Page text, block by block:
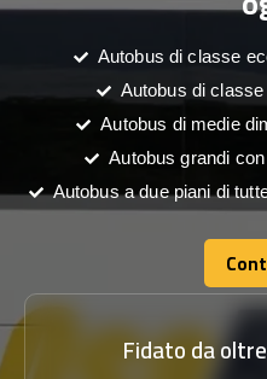
Autobus di classe
Autobus di
Autobus di medie
Autobus grandi
Autobus a due piani di
Fidato da oltre